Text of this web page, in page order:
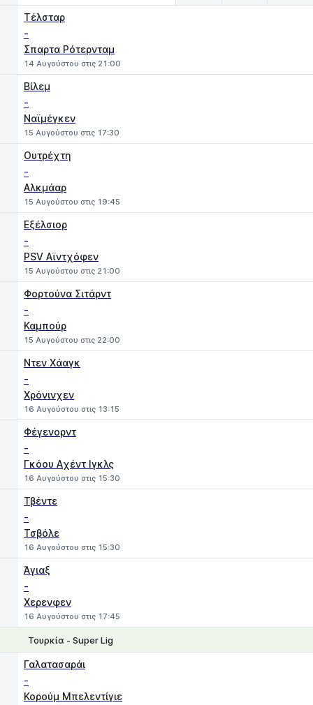
Τέλσταρ
-
Σπαρτα Ρότερνταμ
14 Αυγούστου στις 21:00
Βίλεμ
-
Ναϊμέγκεν
15 Αυγούστου στις 17:30
Ουτρέχτη
-
Αλκμάαρ
15 Αυγούστου στις 19:45
Εξέλσιορ
-
PSV Αϊντχόφεν
15 Αυγούστου στις 21:00
Φορτούνα Σιτάρντ
-
Καμπούρ
15 Αυγούστου στις 22:00
Ντεν Χάαγκ
-
Χρόνινχεν
16 Αυγούστου στις 13:15
Φέγενορντ
-
Γκόου Aχέντ Ιγκλς
16 Αυγούστου στις 15:30
Τβέντε
-
Τσβόλε
16 Αυγούστου στις 15:30
Άγιαξ
-
Χερενφεν
16 Αυγούστου στις 17:45
Τουρκία - Super Lig
Γαλατασαράι
-
Κορούμ Μπελεντίγιε